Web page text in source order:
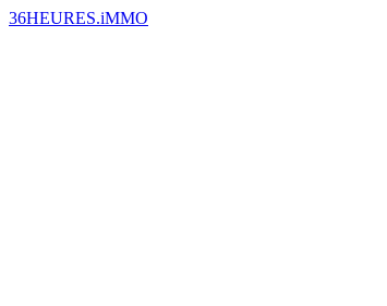
36HEURES.iMMO